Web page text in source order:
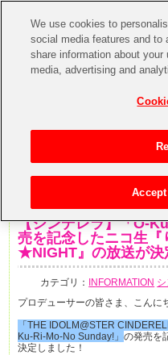
【シンデレラ】「O-
売を記念したニコ生
★NIGHT』の放送が決
カテゴリ： INFORMATION
プロデューサーの皆さま、こんに
「THE IDOLM@STER
Ku-Ri-Mo-No Sunday!」 の発売を
決定しました！
We use cookies to
social media features and to
share information about
media, advertising and